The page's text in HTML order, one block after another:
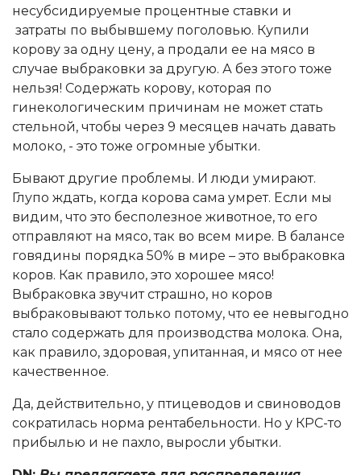
несубсидируемые процентные ставки и
затраты по выбывшему поголовью. Купили
корову за одну цену, а продали ее на мясо в
случае выбраковки за другую. А без этого тоже
нельзя! Содержать корову, которая по
гинекологическим причинам не может стать
стельной, чтобы через 9 месяцев начать давать
молоко, - это тоже огромные убытки.
Бывают другие проблемы. И люди умирают.
Глупо ждать, когда корова сама умрет. Если мы
видим, что это бесполезное животное, то его
отправляют на мясо, так во всем мире. В балансе
говядины порядка 50% в мире – это выбраковка
коров. Как правило, это хорошее мясо!
Выбраковка звучит страшно, но коров
выбраковывают только потому, что ее невыгодно
стало содержать для производства молока. Она,
как правило, здоровая, упитанная, и мясо от нее
качественное.
Да, действительно, у птицеводов и свиноводов
сократилась норма рентабельности. Но у КРС-то
прибылью и не пахло, выросли убытки.